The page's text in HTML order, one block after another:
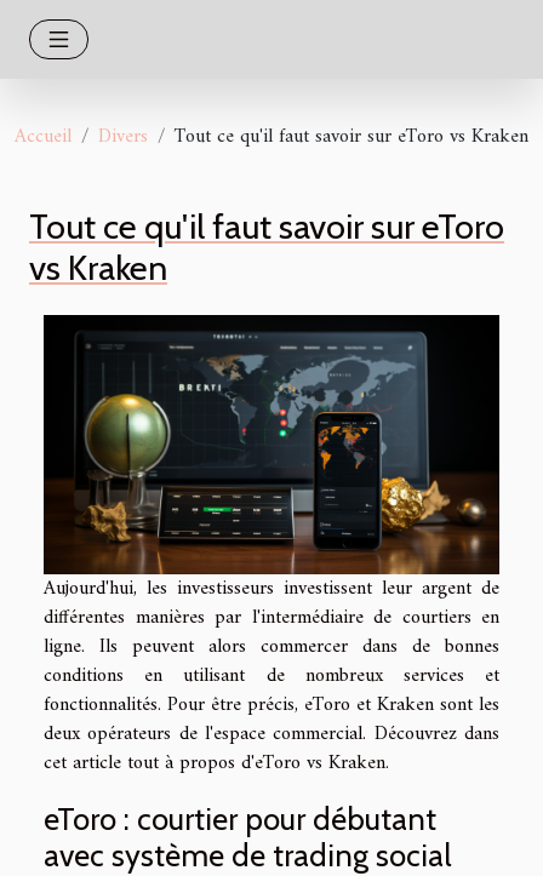
Accueil Divers Tout ce qu'il faut savoir sur eToro vs Kraken
Tout ce qu'il faut savoir sur eToro
vs Kraken
Aujourd'hui, les investisseurs investissent leur argent de
différentes manières par l'intermédiaire de courtiers en
ligne. Ils peuvent alors commercer dans de bonnes
conditions en utilisant de nombreux services et
fonctionnalités. Pour être précis, eToro et Kraken sont les
deux opérateurs de l'espace commercial. Découvrez dans
cet article tout à propos d'eToro vs Kraken.
eToro : courtier pour débutant
avec système de trading social